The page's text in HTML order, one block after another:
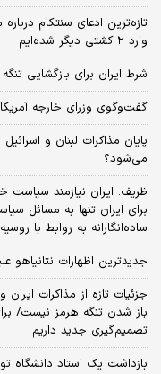
وارد ۲ کشتی دیگر شده‌ایم
شرط ایران برای بازگشایی
گفت‌وگوی وزرای خارجه
پایان مذاکرات لبنان و
می‌شود؟
ظریف: ایران نیازمند
برای ایران تنها به مسائل
ساده‌انگارانه به روابط با
جدیدترین اظهارات نتانیاهو
جزئیات تازه از مذاکرات
باز شدن تنگه هرمز نیست/
تصمیم‌گیری جدید داریم
بازداشت یک استاد